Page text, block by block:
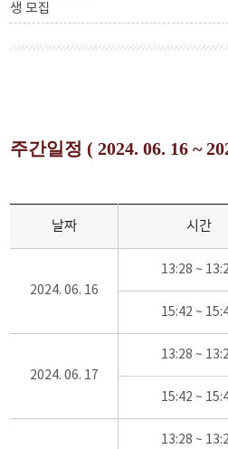
생 모집
주간일정 ( 2024. 06. 16 ~
날짜 시간
2024. 06. 16
13:28 ~
15:42 ~
2024. 06. 17
13:28 ~
15:42 ~
13:28 ~